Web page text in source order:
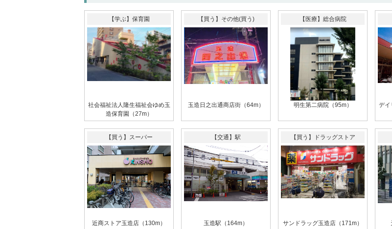
【学ぶ】保育園
社会福祉法人隆生福祉会ゆめ玉
造保育園（27m）
【買う】その他(買う)
玉造日之出通商店街（64m）
【医療】総合病院
明生第二病院（95m）
デイ
【買う】スーパー
近商ストア玉造店（130m）
【交通】駅
玉造駅（164m）
【買う】ドラッグストア
サンドラッグ玉造店（171m）